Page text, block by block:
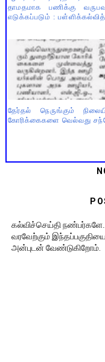
தாமதமாக பணிக்கு
எடுக்கப்படும் :
தேர்தல் நெருங்கும்
கோரிக்கைகளை வெல்வது
கல்விச்செய்தி
வரவேற்கும்
அன்புடன் வேண்டுகிறோம்.